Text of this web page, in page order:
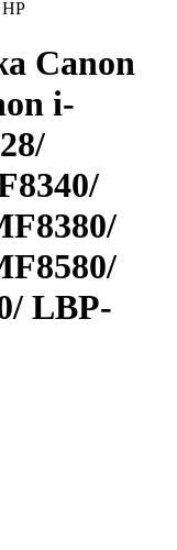
Canon
i-
LBP-